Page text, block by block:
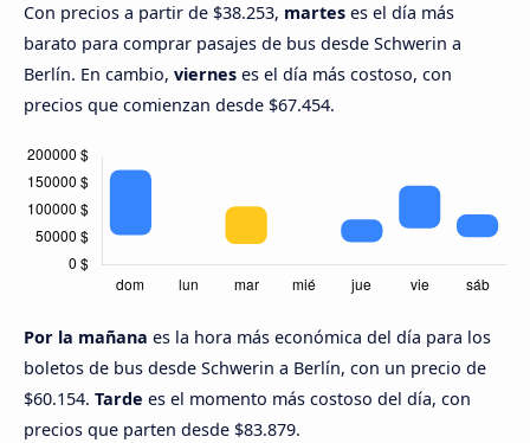
Con precios a partir de $38.253, martes es el día más
barato para comprar pasajes de bus desde Schwerin a
Berlín. En cambio, viernes es el día más costoso, con
precios que comienzan desde $67.454.
Por la mañana es la hora más económica del día para los
boletos de bus desde Schwerin a Berlín, con un precio de
$60.154. Tarde es el momento más costoso del día, con
precios que parten desde $83.879.